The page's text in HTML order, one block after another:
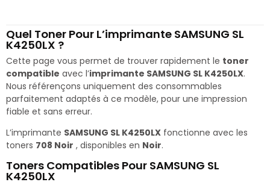
Quel Toner Pour L’imprimante SAMSUNG SL
K4250LX ?
Cette page vous permet de trouver rapidement le toner
compatible avec l’imprimante SAMSUNG SL K4250LX.
Nous référençons uniquement des consommables
parfaitement adaptés à ce modèle, pour une impression
fiable et sans erreur.
L’imprimante SAMSUNG SL K4250LX fonctionne avec les
toners 708 Noir , disponibles en Noir.
Toners Compatibles Pour SAMSUNG SL
K4250LX